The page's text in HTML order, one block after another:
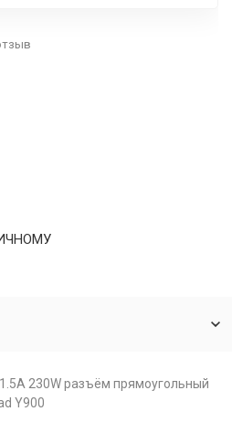
230W разъём прямоугольный
Y900